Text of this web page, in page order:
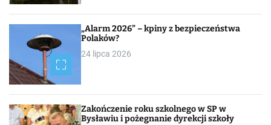
„Alarm 2026” – kpiny z bezpieczeństwa
Polaków?
24 lipca 2026
Zakończenie roku szkolnego w SP w
Bysławiu i pożegnanie dyrekcji szkoły